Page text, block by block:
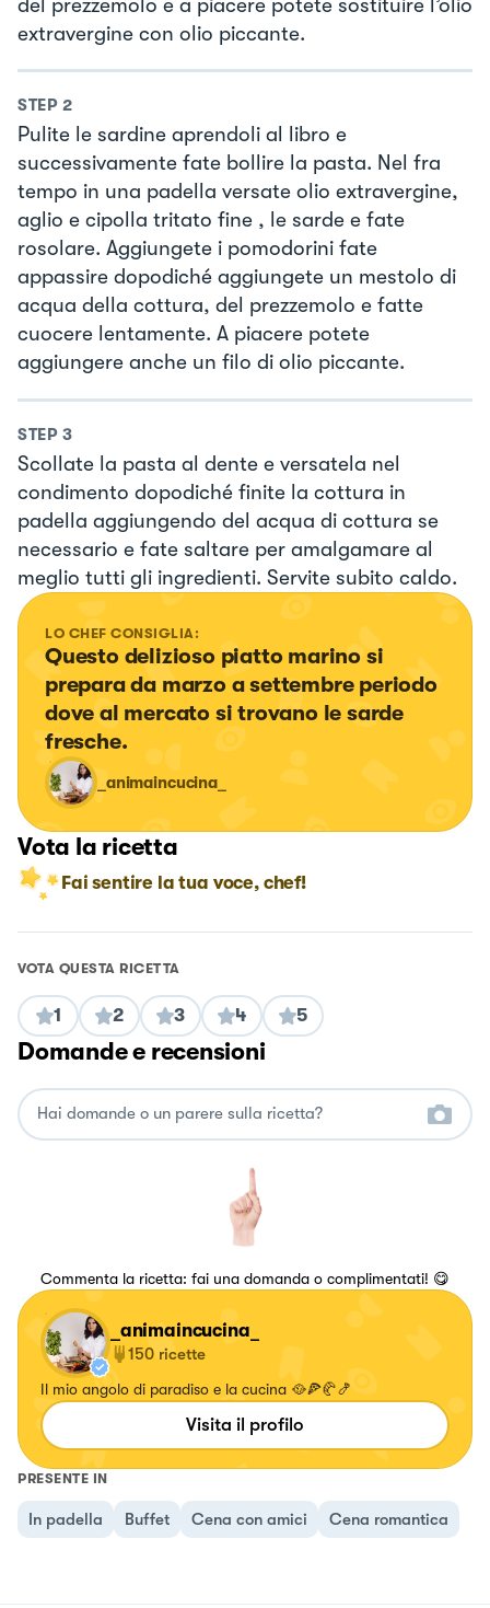
del prezzemolo e a piacere potete sostituire l’olio
extravergine con olio piccante.
STEP 2
Pulite le sardine aprendoli al libro e
successivamente fate bollire la pasta. Nel fra
tempo in una padella versate olio extravergine,
aglio e cipolla tritato fine , le sarde e fate
rosolare. Aggiungete i pomodorini fate
appassire dopodiché aggiungete un mestolo di
acqua della cottura, del prezzemolo e fatte
cuocere lentamente. A piacere potete
aggiungere anche un filo di olio piccante.
STEP 3
Scollate la pasta al dente e versatela nel
condimento dopodiché finite la cottura in
padella aggiungendo del acqua di cottura se
necessario e fate saltare per amalgamare al
meglio tutti gli ingredienti. Servite subito caldo.
LO CHEF CONSIGLIA:
Questo delizioso piatto marino si
prepara da marzo a settembre periodo
dove al mercato si trovano le sarde
fresche.
_animaincucina_
Vota la ricetta
Fai sentire la tua voce, chef!
VOTA QUESTA RICETTA
1 2 3 4 5
Domande e recensioni
Commenta la ricetta: fai una domanda o complimentati! 😋
_animaincucina_
150 ricette
Il mio angolo di paradiso e la cucina 🥘🍕🥐🍤
Visita il profilo
PRESENTE IN
In padella Buffet Cena con amici Cena romantica